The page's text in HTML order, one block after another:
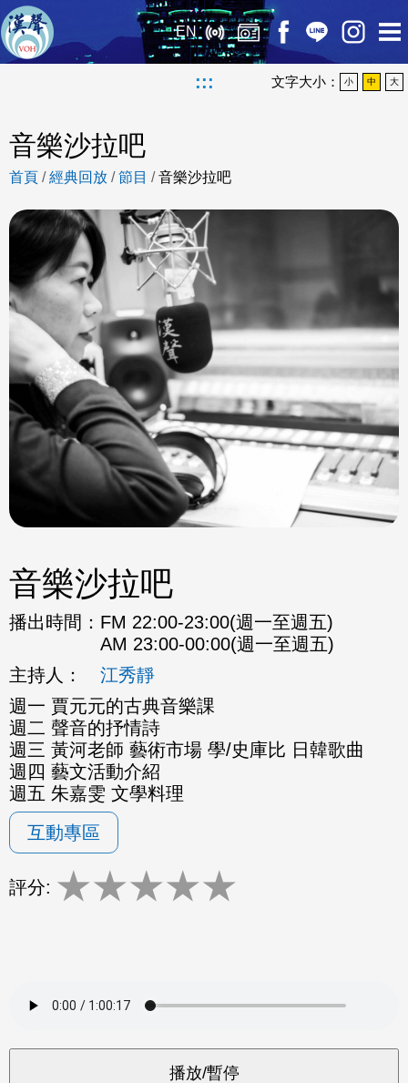
EN
::: 文字大小： 小 中 大
音樂沙拉吧
首頁 /經典回放 /節目 /音樂沙拉吧
音樂沙拉吧
播出時間： FM 22:00-23:00(週一至週五)
AM 23:00-00:00(週一至週五)
主持人：
江秀靜
週一 賈元元的古典音樂課
週二 聲音的抒情詩
週三 黃河老師 藝術市場 學/史庫比 日韓歌曲
週四 藝文活動介紹
週五 朱嘉雯 文學料理
互動專區
評分: ★★★★★